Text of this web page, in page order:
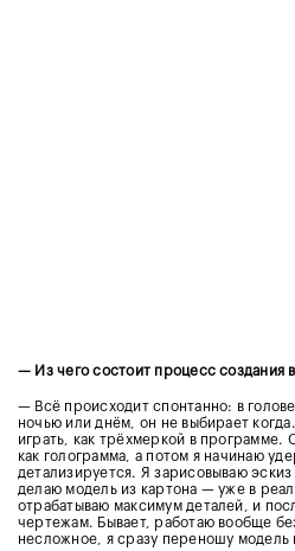
— Из чего состоит процесс создания
— Всё происходит спонтанно: в
ночью или днём, он не выбирает
играть, как трёхмеркой в программе.
как голограмма, а потом я начинаю
детализируется. Я зарисовываю
делаю модель из картона — уже в
отрабатываю максимум деталей, и
чертежам. Бывает, работаю вообще
несложное, я сразу переношу модель